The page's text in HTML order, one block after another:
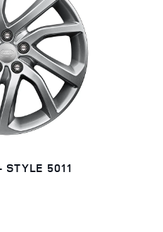
5011